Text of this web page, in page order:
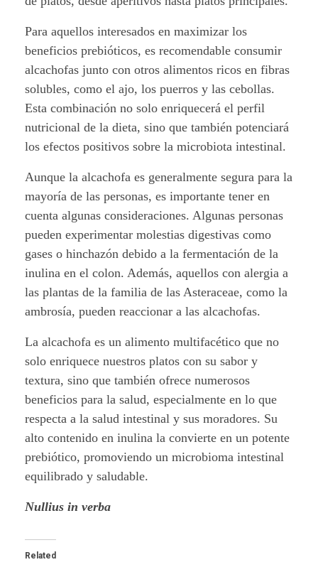
Para aquellos interesados en maximizar los
beneficios prebióticos, es recomendable consumir
alcachofas junto con otros alimentos ricos en fibras
solubles, como el ajo, los puerros y las cebollas.
Esta combinación no solo enriquecerá el perfil
nutricional de la dieta, sino que también potenciará
los efectos positivos sobre la microbiota intestinal.
Aunque la alcachofa es generalmente segura para la
mayoría de las personas, es importante tener en
cuenta algunas consideraciones. Algunas personas
pueden experimentar molestias digestivas como
gases o hinchazón debido a la fermentación de la
inulina en el colon. Además, aquellos con alergia a
las plantas de la familia de las Asteraceae, como la
ambrosía, pueden reaccionar a las alcachofas.
La alcachofa es un alimento multifacético que no
solo enriquece nuestros platos con su sabor y
textura, sino que también ofrece numerosos
beneficios para la salud, especialmente en lo que
respecta a la salud intestinal y sus moradores. Su
alto contenido en inulina la convierte en un potente
prebiótico, promoviendo un microbioma intestinal
equilibrado y saludable.
Nullius in verba
Related